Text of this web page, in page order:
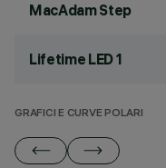
MacAdam Step
Lifetime LED 1
GRAFICI E CURVE POLARI